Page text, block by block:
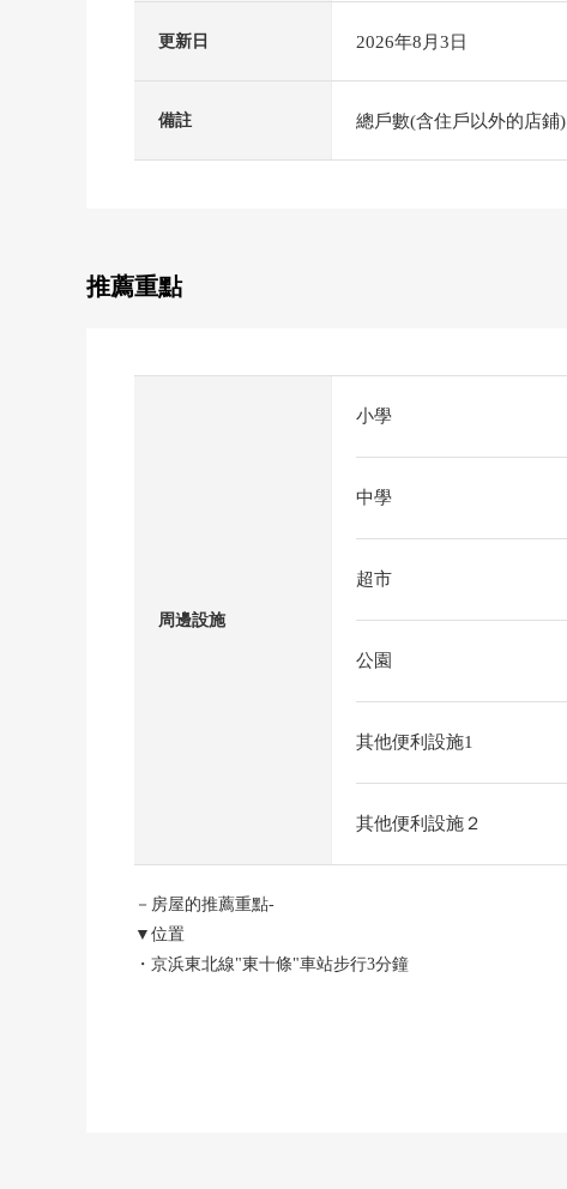
更新日 2026年8月3日
備註 總戶數(含住戶以外的店鋪)
推薦重點
周邊設施
小學
中學
超市
公園
其他便利設施1
其他便利設施２
－房屋的推薦重點-
▼位置
・京浜東北線"東十條"車站步行3分鐘